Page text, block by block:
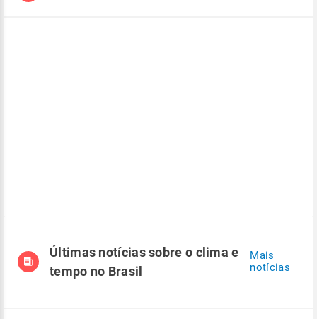
Últimas notícias sobre o clima e
tempo no Brasil
Mais
notícias